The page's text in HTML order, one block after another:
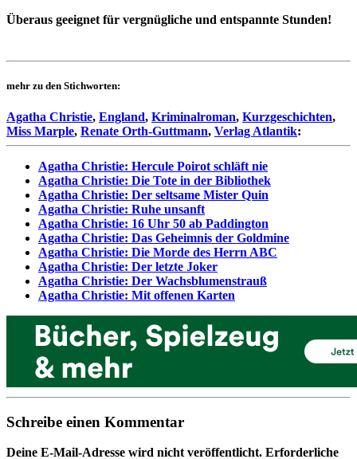
Überaus geeignet für vergnügliche und entspannte Stunden!
mehr zu den Stichworten:
Agatha Christie, England, Kriminalroman, Kurzgeschichten,
Miss Marple, Renate Orth-Guttmann, Verlag Atlantik:
Agatha Christie: Hercule Poirot schläft nie
Agatha Christie: Die Tote in der Bibliothek
Agatha Christie: Der seltsame Mister Quin
Agatha Christie: Ruhe unsanft
Agatha Christie: 16 Uhr 50 ab Paddington
Agatha Christie: Das Geheimnis der Goldmine
Agatha Christie: Die Morde des Herrn ABC
Agatha Christie: Der letzte Joker
Agatha Christie: Der Wachsblumenstrauß
Agatha Christie: Mit offenen Karten
Schreibe einen Kommentar
Deine E-Mail-Adresse wird nicht veröffentlicht. Erforderliche